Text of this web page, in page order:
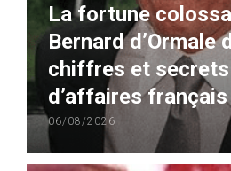
La fortune
Bernard d’Ormale
chiffres et secrets
d’affaires français
06/08/2026